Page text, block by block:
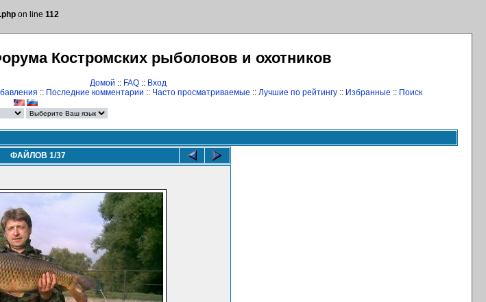
on line 112
Костромских рыболовов и охотников
Домой :: FAQ :: Вход
:: Последние комментарии :: Часто просматриваемые :: Лучшие по рейтингу:: Избранные :: Поиск
ФАЙЛОВ 1/37